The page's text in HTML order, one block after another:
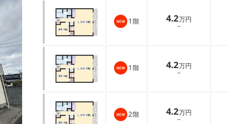
1 階 4.2万円
－
1 階 4.2万円
－
2階 4.2万円
－